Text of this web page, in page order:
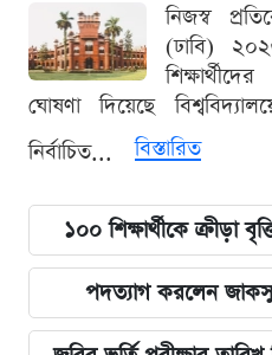
নিজস্ব
(ঢাবি)
ঘোষণা দিয়েছে
নির্বাচিত...
বিস্তারিত
১০০ শিক্ষার্থীকে ক্রীড়া
পদত্যাগ করলেন